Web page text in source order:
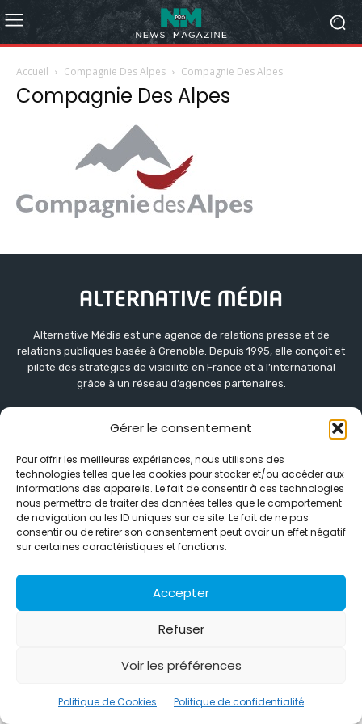
Gérer le consentement
Pour offrir les meilleures expériences, nous utilisons des
technologies telles que les cookies pour stocker et/ou accéder aux
informations des appareils. Le fait de consentir à ces technologies
nous permettra de traiter des données telles que le comportement
de navigation ou les ID uniques sur ce site. Le fait de ne pas
consentir ou de retirer son consentement peut avoir un effet négatif
sur certaines caractéristiques et fonctions.
Accepter
Refuser
Voir les préférences
Politique de Cookies Politique de confidentialité
Accueil Compagnie Des Alpes Compagnie Des Alpes
Compagnie Des Alpes
Alternative Média est une agence de relations presse et de
relations publiques basée à Grenoble. Depuis 1995, elle conçoit et
pilote des stratégies de visibilité en France et à l’international
grâce à un réseau d’agences partenaires.
© Copyright - Alternative Média2026
Clients
International
Références
Politique de confidentialité
Politique de Cookies